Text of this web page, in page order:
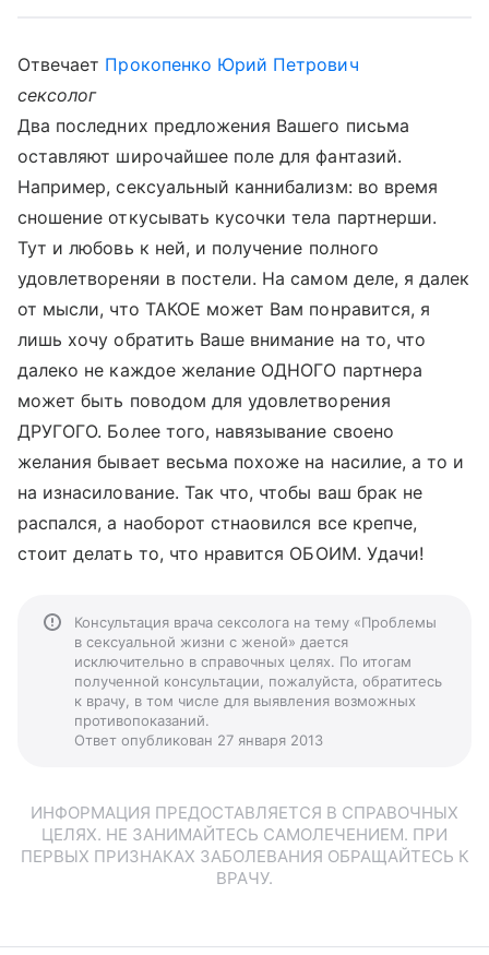
Отвечает Прокопенко Юрий Петрович
сексолог
Два последних предложения Вашего письма
оставляют широчайшее поле для фантазий.
Например, сексуальный каннибализм: во время
сношение откусывать кусочки тела партнерши.
Тут и любовь к ней, и получение полного
удовлетвореняи в постели. На самом деле, я далек
от мысли, что ТАКОЕ может Вам понравится, я
лишь хочу обратить Ваше внимание на то, что
далеко не каждое желание ОДНОГО партнера
может быть поводом для удовлетворения
ДРУГОГО. Более того, навязывание своено
желания бывает весьма похоже на насилие, а то и
на изнасилование. Так что, чтобы ваш брак не
распался, а наоборот стнаовился все крепче,
стоит делать то, что нравится ОБОИМ. Удачи!
Консультация врача сексолога на тему «Проблемы
в сексуальной жизни с женой» дается
исключительно в справочных целях. По итогам
полученной консультации, пожалуйста, обратитесь
к врачу, в том числе для выявления возможных
противопоказаний.
Ответ опубликован 27 января 2013
ИНФОРМАЦИЯ ПРЕДОСТАВЛЯЕТСЯ В СПРАВОЧНЫХ
ЦЕЛЯХ. НЕ ЗАНИМАЙТЕСЬ САМОЛЕЧЕНИЕМ. ПРИ
ПЕРВЫХ ПРИЗНАКАХ ЗАБОЛЕВАНИЯ ОБРАЩАЙТЕСЬ К
ВРАЧУ.